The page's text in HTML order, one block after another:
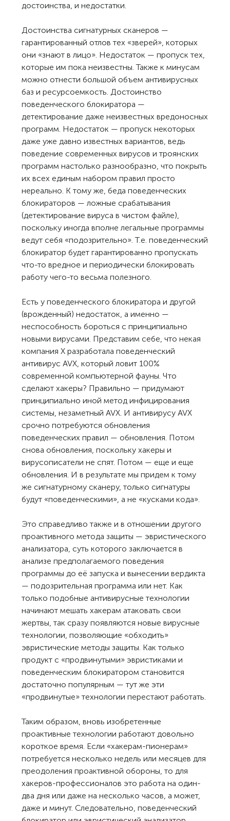
достоинства, и недостатки.
Достоинства сигнатурных сканеров —
гарантированный отлов тех «зверей», которых
они «знают в лицо». Недостаток — пропуск тех,
которые им пока неизвестны. Также к минусам
можно отнести большой объем антивирусных
баз и ресурсоемкость. Достоинство
поведенческого блокиратора —
детектирование даже неизвестных вредоносных
программ. Недостаток — пропуск некоторых
даже уже давно известных вариантов, ведь
поведение современных вирусов и троянских
программ настолько разнообразно, что покрыть
их всех единым набором правил просто
нереально. К тому же, беда поведенческих
блокираторов — ложные срабатывания
(детектирование вируса в чистом файле),
поскольку иногда вполне легальные программы
ведут себя «подозрительно». Т.е. поведенческий
блокиратор будет гарантированно пропускать
что-то вредное и периодически блокировать
работу чего-то весьма полезного.
Есть у поведенческого блокиратора и другой
(врожденный) недостаток, а именно —
неспособность бороться с принципиально
новыми вирусами. Представим себе, что некая
компания X разработала поведенческий
антивирус AVX, который ловит 100%
современной компьютерной фауны. Что
сделают хакеры? Правильно — придумают
принципиально иной метод инфицирования
системы, незаметный AVX. И антивирусу AVX
срочно потребуются обновления
поведенческих правил — обновления. Потом
снова обновления, поскольку хакеры и
вирусописатели не спят. Потом — еще и еще
обновления. И в результате мы придем к тому
же сигнатурному сканеру, только сигнатуры
будут «поведенческими», а не «кусками кода».
Это справедливо также и в отношении другого
проактивного метода защиты — эвристического
анализатора, суть которого заключается в
анализе предполагаемого поведения
программы до её запуска и вынесении вердикта
— подозрительная программа или нет. Как
только подобные антивирусные технологии
начинают мешать хакерам атаковать свои
жертвы, так сразу появляются новые вирусные
технологии, позволяющие «обходить»
эвристические методы защиты. Как только
продукт с «продвинутыми» эвристиками и
поведенческим блокиратором становится
достаточно популярным — тут же эти
«продвинутые» технологии перестают работать.
Таким образом, вновь изобретенные
проактивные технологии работают довольно
короткое время. Если «хакерам-пионерам»
потребуется несколько недель или месяцев для
преодоления проактивной обороны, то для
хакеров-профессионалов это работа на один-
два дня или даже на несколько часов, а может,
даже и минут. Следовательно, поведенческий